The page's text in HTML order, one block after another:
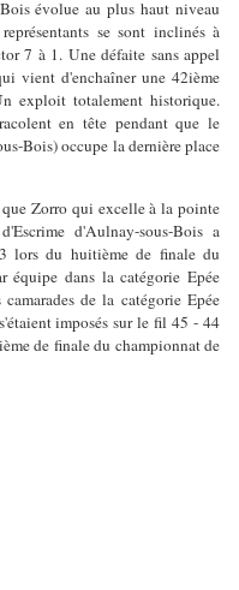
évolue au plus haut niveau
se sont inclinés à
7 à 1. Une défaite sans appel
vient d'enchaîner une 42ième
exploit totalement historique.
en tête pendant que le
Bois) occupe la dernière place
Zorro qui excelle à la pointe
d'Aulnay-sous-Bois a
lors du huitième de finale du
équipe dans la catégorie Epée
de la catégorie Epée
imposés sur le fil 45 - 44
de finale du championnat de